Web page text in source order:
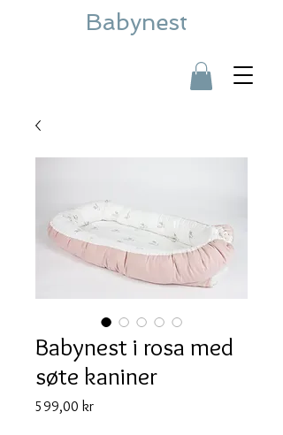
Babynest
Babynest i rosa med
søte kaniner
599,00 krPris